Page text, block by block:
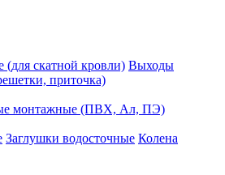
скатной кровли) Выходы
приточка)
монтажные (ПВХ, Ал, ПЭ)
Заглушки водосточные Колена